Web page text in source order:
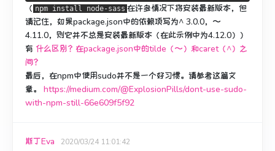
（ npm install node-sass 在许多情况下将安装最新版本，但
请记住，如果package.json中的依赖项写为^ 3.0.0，〜
4.11.0，则它并不总是安装最新版本（在此示例中为4.12.0））
有 什么区别？在package.json中的tilde（〜）和caret（^）之
间？
最后，在npm中使用sudo并不是一个好习惯。 请参考这篇文
章。 https://medium.com/@ExplosionPills/dont-use-sudo-
with-npm-still-66e609f5f92
斯丁Eva 2020/03/24 11:01:42